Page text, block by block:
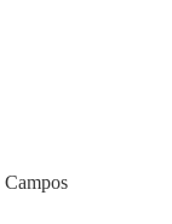
Campos